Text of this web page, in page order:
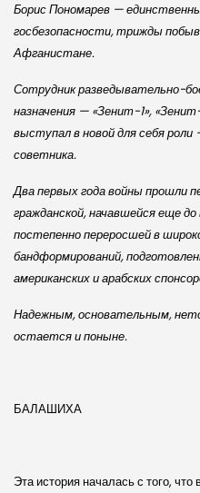
Борис Пономарев —
госбезопасности, трижды
Афганистане.
Сотрудник разведывательно-
назначения — «Зенит-1»,
выступал в новой для себя
советника.
Два первых года войны прошли
гражданской, начавшейся еще
постепенно переросшей в
бандформирований,
американских и араб­ских
Надежным, основательным,
остается и поныне.
БАЛАШИХА
Эта история началась с того,